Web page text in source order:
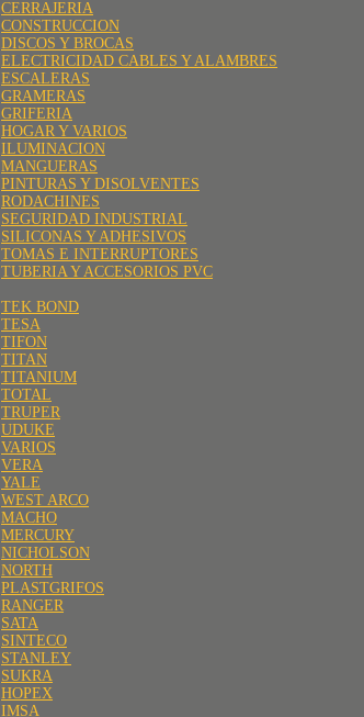
CERRAJERIA
CONSTRUCCION
DISCOS Y BROCAS
ELECTRICIDAD CABLES Y ALAMBRES
ESCALERAS
GRAMERAS
GRIFERIA
HOGAR Y VARIOS
ILUMINACION
MANGUERAS
PINTURAS Y DISOLVENTES
RODACHINES
SEGURIDAD INDUSTRIAL
SILICONAS Y ADHESIVOS
TOMAS E INTERRUPTORES
TUBERIA Y ACCESORIOS PVC
TEK BOND
TESA
TIFON
TITAN
TITANIUM
TOTAL
TRUPER
UDUKE
VARIOS
VERA
YALE
WEST ARCO
MACHO
MERCURY
NICHOLSON
NORTH
PLASTGRIFOS
RANGER
SATA
SINTECO
STANLEY
SUKRA
HOPEX
IMSA